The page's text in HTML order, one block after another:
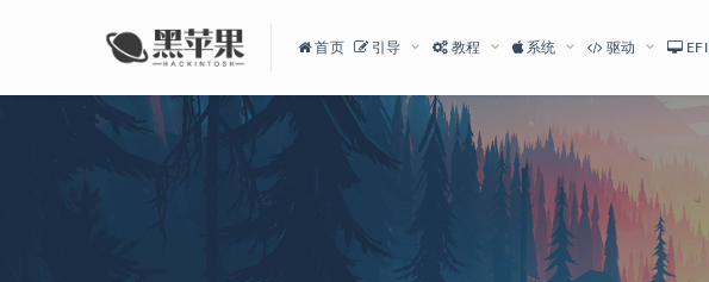
首页 引导 教程 系统 驱动 EFI